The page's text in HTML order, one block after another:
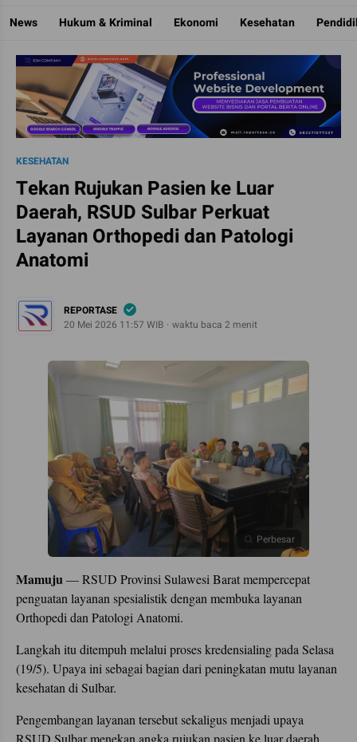
Reportase
Mengulas Fakta Di Balik Cerita
News Hukum & Kriminal Ekonomi Kesehatan
KESEHATAN
Tekan Rujukan Pasien ke Luar
Daerah, RSUD Sulbar Perkuat
Layanan Orthopedi dan Patologi
Anatomi
REPORTASE
20 Mei 2026 11:57 WIB
waktu baca 2 menit
Perbesar
Mamuju— RSUD Provinsi Sulawesi Barat mempercepat
penguatan layanan spesialistik dengan membuka layanan
Orthopedi dan Patologi Anatomi.
Langkah itu ditempuh melalui proses kredensialing pada Selasa
(19/5). Upaya ini sebagai bagian dari peningkatan mutu layanan
kesehatan di Sulbar.
Pengembangan layanan tersebut sekaligus menjadi upaya
RSUD Sulbar menekan angka rujukan pasien ke luar daerah.